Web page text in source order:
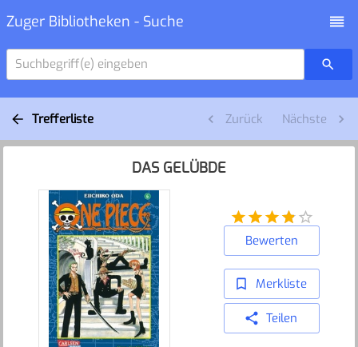
Zuger Bibliotheken - Suche
Suchbegriff(e) eingeben
Trefferliste Zurück Nächste
DAS GELÜBDE
Bewerten
Merkliste
Teilen